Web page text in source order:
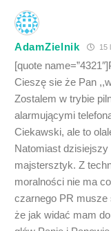
AdamZielnik 15
[quote
Cieszę sie że Pan
Zostalem w trybie
alarmującymi
Ciekawski, ale to
Natomiast
majstersztyk. Z
moralności nie ma
czarnego PR
że jak widać mam